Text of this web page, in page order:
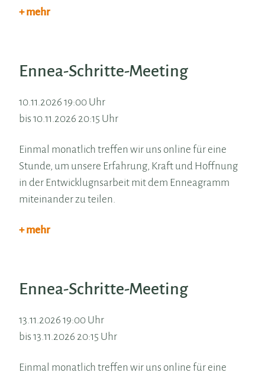
+ mehr
Ennea-Schritte-Meeting
10.11.2026 19:00 Uhr
bis 10.11.2026 20:15 Uhr
Einmal monatlich treffen wir uns online für eine
Stunde, um unsere Erfahrung, Kraft und Hoffnung
in der Entwicklugnsarbeit mit dem Enneagramm
miteinander zu teilen.
+ mehr
Ennea-Schritte-Meeting
13.11.2026 19:00 Uhr
bis 13.11.2026 20:15 Uhr
Einmal monatlich treffen wir uns online für eine